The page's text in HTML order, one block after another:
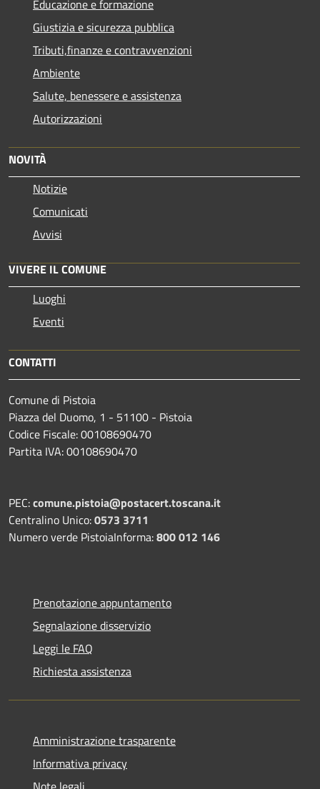
Educazione e formazione
Giustizia e sicurezza pubblica
Tributi,finanze e contravvenzioni
Ambiente
Salute, benessere e assistenza
Autorizzazioni
NOVITÀ
Notizie
Comunicati
Avvisi
VIVERE IL COMUNE
Luoghi
Eventi
CONTATTI
Comune di Pistoia
Piazza del Duomo, 1 - 51100 - Pistoia
Codice Fiscale: 00108690470
Partita IVA: 00108690470
PEC:comune.pistoia@postacert.toscana.it
Centralino Unico:0573 3711
Numero verde PistoiaInforma:800 012 146
Prenotazione appuntamento
Segnalazione disservizio
Leggi le FAQ
Richiesta assistenza
Amministrazione trasparente
Informativa privacy